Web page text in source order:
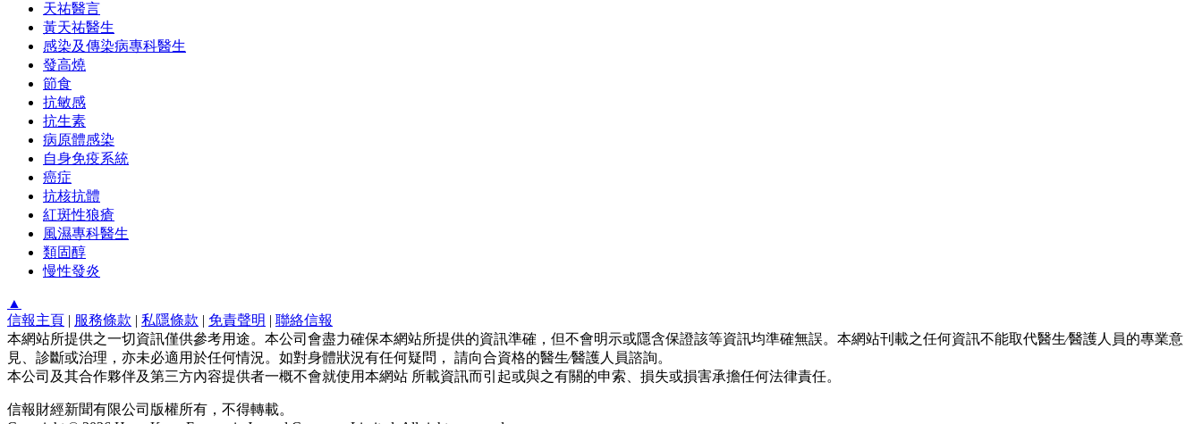
天祐醫言
黃天祐醫生
感染及傳染病專科醫生
發高燒
節食
抗敏感
抗生素
病原體感染
自身免疫系統
癌症
抗核抗體
紅斑性狼瘡
風濕專科醫生
類固醇
慢性發炎
▲
信報主頁 | 服務條款 | 私隱條款 | 免責聲明 | 聯絡信報
本網站所提供之一切資訊僅供參考用途。本公司會盡力確保本網站所提供的資訊準確，但不會明示或隱含保證該等資訊均準確無誤。本網站刊載之任何資訊不能取代醫生∕醫護人員的專業意
見、診斷或治理，亦未必適用於任何情況。如對身體狀況有任何疑問， 請向合資格的醫生∕醫護人員諮詢。
本公司及其合作夥伴及第三方內容提供者一概不會就使用本網站 所載資訊而引起或與之有關的申索、損失或損害承擔任何法律責任。
信報財經新聞有限公司版權所有，不得轉載。